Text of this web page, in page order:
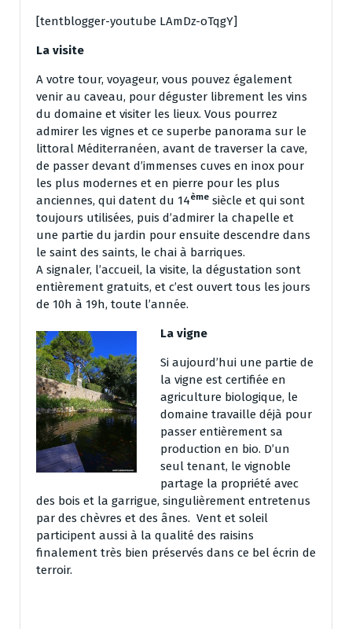
[tentblogger-youtube LAmDz-oTqgY]
La visite
A votre tour, voyageur, vous pouvez également
venir au caveau, pour déguster librement les vins
du domaine et visiter les lieux. Vous pourrez
admirer les vignes et ce superbe panorama sur le
littoral Méditerranéen, avant de traverser la cave,
de passer devant d’immenses cuves en inox pour
les plus modernes et en pierre pour les plus
anciennes, qui datent du 14ème siècle et qui sont
toujours utilisées, puis d’admirer la chapelle et
une partie du jardin pour ensuite descendre dans
le saint des saints, le chai à barriques.
A signaler, l’accueil, la visite, la dégustation sont
entièrement gratuits, et c’est ouvert tous les jours
de 10h à 19h, toute l’année.
La vigne
Si aujourd’hui une partie de
la vigne est certifiée en
agriculture biologique, le
domaine travaille déjà pour
passer entièrement sa
production en bio. D’un
seul tenant, le vignoble
partage la propriété avec
des bois et la garrigue, singulièrement entretenus
par des chèvres et des ânes. Vent et soleil
participent aussi à la qualité des raisins
finalement très bien préservés dans ce bel écrin de
terroir.